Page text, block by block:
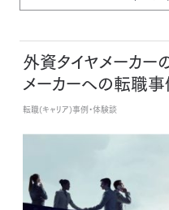
外資タイヤメーカー
メーカーへの転職事
転職(キャリア)事例・体験談